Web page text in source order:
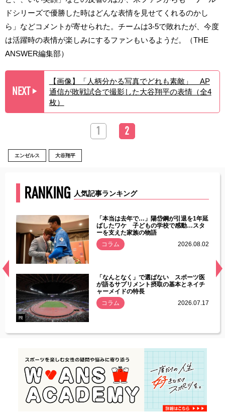
ドシリーズで優勝した時はどんな表情を見せてくれるのかし
ら」などコメントが寄せられた。チームは3-5で敗れたが、今度
は活躍時の表情が楽しみにするファンもいるようだ。（THE
ANSWER編集部）
NEXT ▶︎
【画像】「人柄分かる写真でどれも素敵」 AP
通信が敗戦試合で撮影した大谷翔平の表情（全4
枚）
1 2
エンゼルス 大谷翔平
RANKING 人気記事ランキング
常
「本当は去年で…」陽岱鋼が引退を1年延
ばしたワケ 子どもの学校で感動…スタ
ーを支えた家族の物語
コラム
2026.08.02
PR
「なんとなく」で選ばない スポーツ医
が語るサプリメント摂取の基本とネイチ
ャーメイドの特長
コラム
2026.07.17